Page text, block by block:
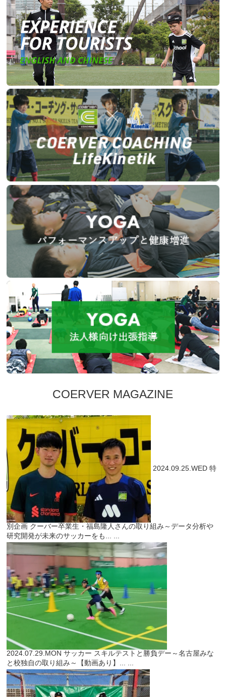
COERVER MAGAZINE
2024.09.25.WED 特
別企画 クーバー卒業生・福島隆人さんの取り組み～データ分析や
研究開発が未来のサッカーをも... ...
2024.07.29.MON サッカー スキルテストと勝負デー～名古屋みな
と校独自の取り組み～【動画あり】... ...